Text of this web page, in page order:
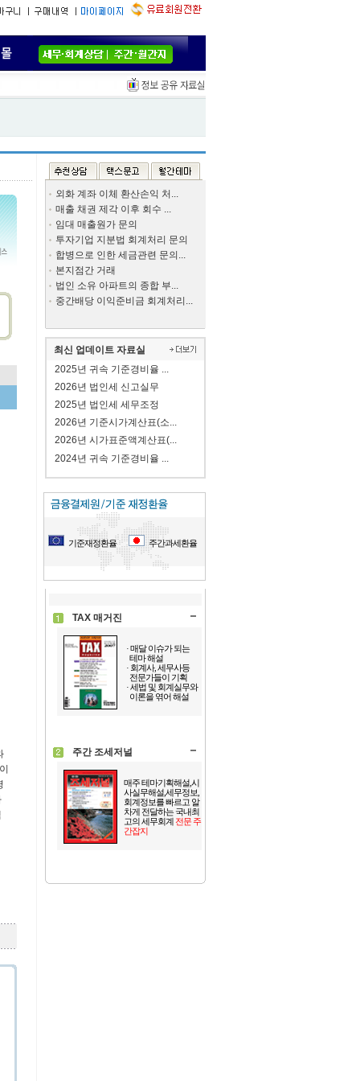
외화 계좌 이체 환산손익 처...
매출 채권 제각 이후 회수 ...
임대 매출원가 문의
투자기업 지분법 회계처리 문의
합병으로 인한 세금관련 문의...
본지점간 거래
법인 소유 아파트의 종합 부...
중간배당 이익준비금 회계처리...
최신 업데이트 자료실
2025년 귀속 기준경비율 ...
2026년 법인세 신고실무
2025년 법인세 세무조정
2026년 기준시가계산표(소...
2026년 시가표준액계산표(...
2024년 귀속 기준경비율 ...
기준재정환율 주간과세환율
TAX 매거진
· 매달 이슈가 되는
테마 해설
· 회계사, 세무사등
전문가들이 기획
· 세법 및 회계실무와
이론을 엮어 해설
주간 조세저널
매주 테마기획해설,시
사실무해설,세무정보,
회계정보를 빠르고 알
차게 전달하는 국내최
고의 세무회계 전문 주
간잡지